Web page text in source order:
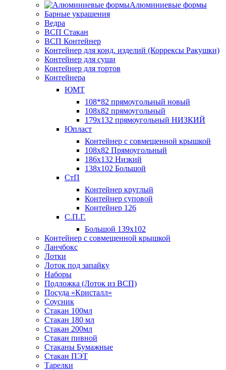
Алюминиевые формы
Барные украшения
Ведра
ВСП Стакан
ВСП Контейнер
Контейнер для конд. изделий (Коррексы Ракушки)
Контейнер для суши
Контейнер для тортов
Контейнера
ЮМТ
108*82 прямоугольный новый
108х82 прямоугольный
179х132 прямоугольный НИЗКИЙ
Юпласт
Контейнер с совмещенной крышкой
108х82 Прямоугольный
186х132 Низкий
138х102 Большой
СтП
Контейнер круглый
Контейнер суповой
Контейнер 126
С.П.Г.
Большой 139х102
Контейнер с совмещенной крышкой
Ланчбокс
Лотки
Лоток под запайку
Наборы
Подложка (Лоток из ВСП)
Посуда «Кристалл»
Соусник
Стакан 100мл
Стакан 180 мл
Стакан 200мл
Стакан пивной
Стаканы Бумажные
Стакан ПЭТ
Тарелки